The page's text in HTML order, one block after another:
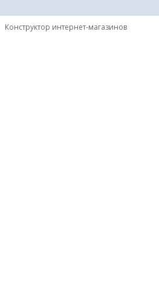
Конструктор интернет-магазинов